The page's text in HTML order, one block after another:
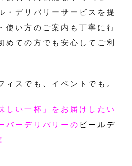
・デリバリーサービスを提
使い方のご案内も丁寧に行
めての方でも安心してご利
ィスでも、イベントでも。
しい一杯」をお届けしたい
バーデリバリーの ビールデ